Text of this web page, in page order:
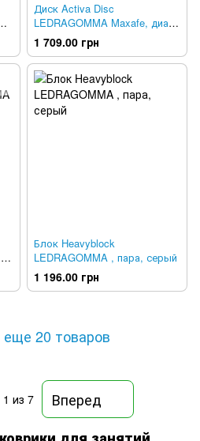
Диск Activa Disc
LEDRAGOMMA Maxafe, диам.
40 см, синий
1 709.00 грн
Блок Heavyblock
LEDRAGOMMA , пара, серый
1 196.00 грн
еще 20 товаров
1 из 7
Вперед